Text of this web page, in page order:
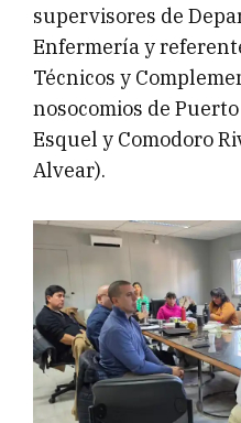
supervisores de
Enfermería y
Técnicos y
nosocomios de
Esquel y Comodoro
Alvear).